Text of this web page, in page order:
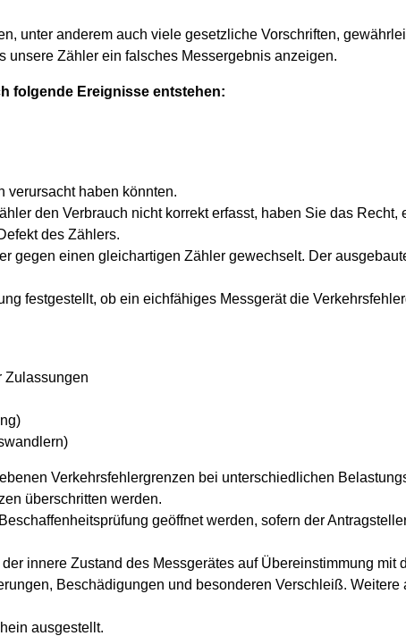
unter anderem auch viele gesetzliche Vorschriften,
unsere Zähler ein falsches Messergebnis anzeigen.
folgende Ereignisse entstehen:
verursacht haben könnten.
den Verbrauch nicht korrekt erfasst, haben Sie das Recht,
des Zählers.
gegen einen gleichartigen Zähler gewechselt. Der
festgestellt, ob ein eichfähiges Messgerät die
Zulassungen
Verkehrsfehlergrenzen bei unterschiedlichen
überschritten werden.
geöffnet werden, sofern der
innere Zustand des Messgerätes auf Übereinstimmung mit
Beschädigungen und besonderen Verschleiß. Weitere
ausgestellt.